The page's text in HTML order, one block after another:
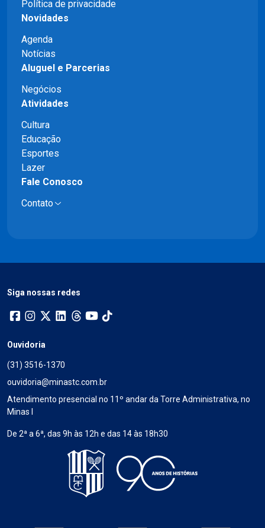
Política de privacidade
Novidades
Agenda
Notícias
Aluguel e Parcerias
Negócios
Atividades
Cultura
Educação
Esportes
Lazer
Fale Conosco
Contato
Siga nossas redes
Ouvidoria
(31) 3516-1370
ouvidoria@minastc.com.br
Atendimento presencial no 11º andar da Torre Administrativa, no
Minas I
De 2ª a 6ª, das 9h às 12h e das 14 às 18h30